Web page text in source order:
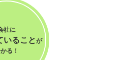
社に
いることが
る！